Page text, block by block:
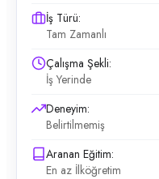
İş Türü:
Tam Zamanlı
Çalışma Şekli:
İş Yerinde
Deneyim:
Belirtilmemiş
Aranan Eğitim:
En az İlköğretim